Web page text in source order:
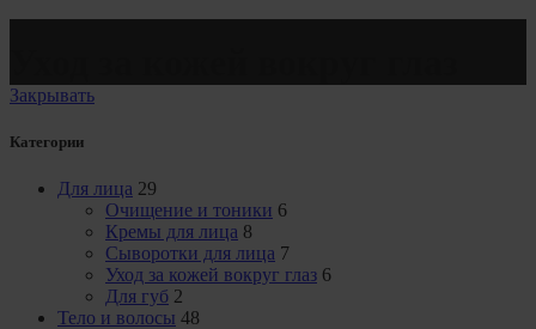
Закрывать
Категории
Для лица 29
Очищение и тоники 6
Кремы для лица 8
Сыворотки для лица 7
Уход за кожей вокруг глаз 6
Для губ 2
Тело и волосы 48